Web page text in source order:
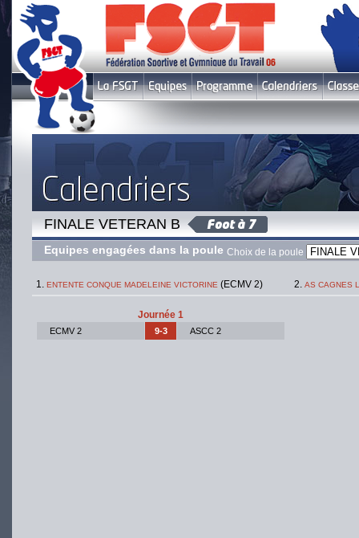
Choix de la poule
FINALE VETERAN B
Equipes engagées dans la poule
ENTENTE CONQUE MADELEINE VICTORINE (ECMV 2) AS CAGNES
Journée 1
ECMV 2 9-3 ASCC 2